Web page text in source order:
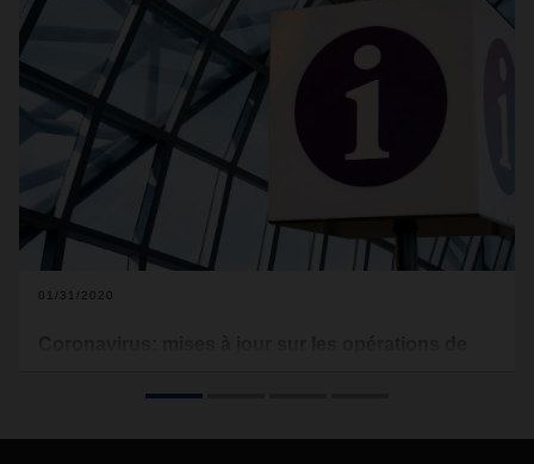
01/31/2020